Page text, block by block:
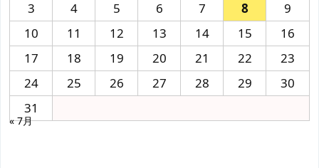
3
4 5 6 7 8
9
10
11 12 13 14 15
16
17
18 19 20 21 22
23
24
25 26 27 28 29
30
31
« 7月